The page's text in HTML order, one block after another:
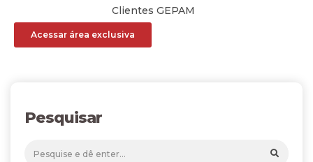
Clientes GEPAM
Acessar área exclusiva
Pesquisar